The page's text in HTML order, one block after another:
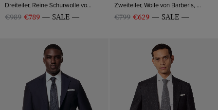
Dreiteiler, Reine Schurwolle von Barberis, Italien
€989 €789 SALE
Zweiteiler, Wolle von Barberis, Italien
€799 €629 SALE